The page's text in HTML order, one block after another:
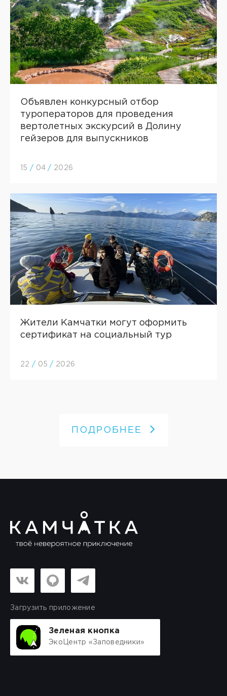
Объявлен конкурсный отбор
туроператоров для проведения
вертолетных экскурсий в Долину
гейзеров для выпускников
15 / 04 / 2026
Жители Камчатки могут оформить
сертификат на социальный тур
22 / 05 / 2026
ПОДРОБНЕЕ
Загрузить приложение
Зеленая кнопка
ЭкоЦентр «Заповедники»